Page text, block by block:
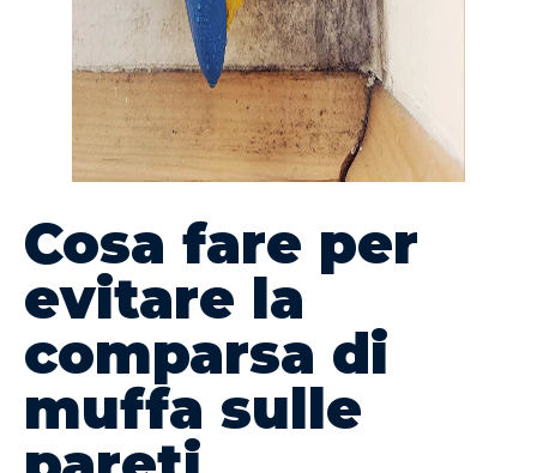
Cosa fare per
evitare la
comparsa di
muffa sulle